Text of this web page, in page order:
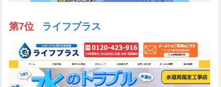
第7位 ライフプラス